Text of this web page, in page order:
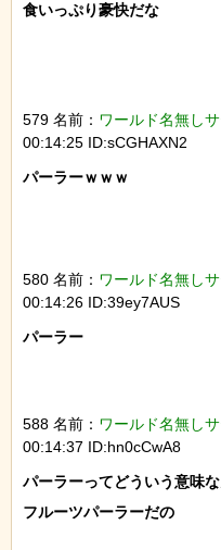
食いっぷり豪快だな
579 名前： ワールド名無し
00:14:25 ID:sCGHAXN2
パーラーｗｗｗ
580 名前： ワールド名無し
00:14:26 ID:39ey7AUS
パーラー
588 名前： ワールド名無し
00:14:37 ID:hn0cCwA8
パーラーってどういう意味
フルーツパーラーだの